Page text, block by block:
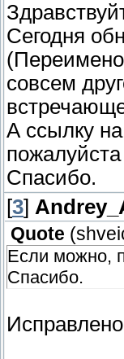
Сегодня
совсем
А ссылку
Спасибо.
[3]
Quote (
Если можно,
Спасибо.
Исправлено